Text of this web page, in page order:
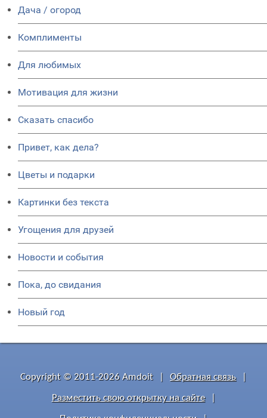
Дача / огород
Комплименты
Для любимых
Мотивация для жизни
Сказать спасибо
Привет, как дела?
Цветы и подарки
Картинки без текста
Угощения для друзей
Новости и события
Пока, до свидания
Новый год
Copyright © 2011-2026 Amdoit Обратная связь
Разместить свою открытку на сайте